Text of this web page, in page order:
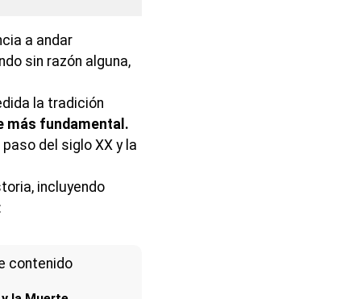
a andar
sin razón alguna,
la tradición
más fundamental.
del siglo XX y la
incluyendo
contenido